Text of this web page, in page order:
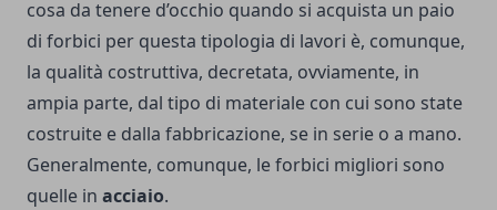
cosa da tenere d’occhio quando si acquista un paio
di forbici per questa tipologia di lavori è, comunque,
la qualità costruttiva, decretata, ovviamente, in
ampia parte, dal tipo di materiale con cui sono state
costruite e dalla fabbricazione, se in serie o a mano.
Generalmente, comunque, le forbici migliori sono
quelle in acciaio.